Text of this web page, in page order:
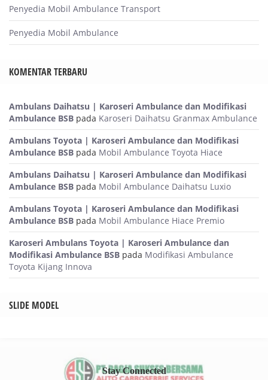
Penyedia Mobil Ambulance Transport
Penyedia Mobil Ambulance
KOMENTAR TERBARU
Ambulans Daihatsu | Karoseri Ambulance dan Modifikasi
Ambulance BSB pada Karoseri Daihatsu Granmax Ambulance
Ambulans Toyota | Karoseri Ambulance dan Modifikasi
Ambulance BSB pada Mobil Ambulance Toyota Hiace
Ambulans Daihatsu | Karoseri Ambulance dan Modifikasi
Ambulance BSB pada Mobil Ambulance Daihatsu Luxio
Ambulans Toyota | Karoseri Ambulance dan Modifikasi
Ambulance BSB pada Mobil Ambulance Hiace Premio
Karoseri Ambulans Toyota | Karoseri Ambulance dan
Modifikasi Ambulance BSB pada Modifikasi Ambulance
Toyota Kijang Innova
SLIDE MODEL
Stay Connected